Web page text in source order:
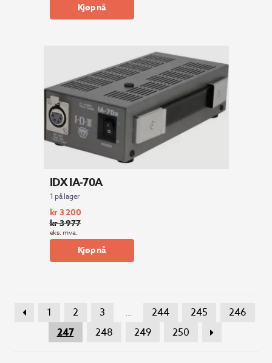
Kjøp nå
IDX IA-70A
1 på lager
kr3 977
Opprinnelig
pris
kr3 200
Nåværende
pris
eks. mva.
Kjøp nå
1 2 3 … 244 245
246
247
248 249 250